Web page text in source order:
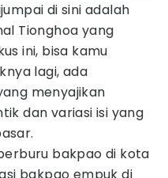
di sini adalah
Tionghoa yang
ini, bisa kamu
lagi, ada
menyajikan
dan variasi isi yang
bakpao di kota